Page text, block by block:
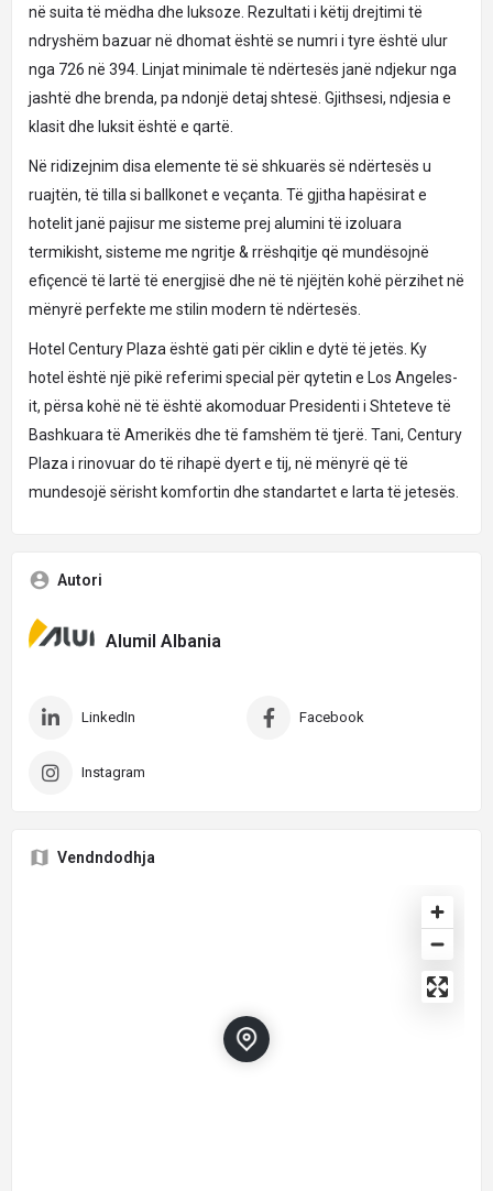
në suita të mëdha dhe luksoze. Rezultati i këtij drejtimi të
ndryshëm bazuar në dhomat është se numri i tyre është ulur
nga 726 në 394. Linjat minimale të ndërtesës janë ndjekur nga
jashtë dhe brenda, pa ndonjë detaj shtesë. Gjithsesi, ndjesia e
klasit dhe luksit është e qartë.
Në ridizejnim disa elemente të së shkuarës së ndërtesës u
ruajtën, të tilla si ballkonet e veçanta. Të gjitha hapësirat e
hotelit janë pajisur me sisteme prej alumini të izoluara
termikisht, sisteme me ngritje & rrëshqitje që mundësojnë
efiçencë të lartë të energjisë dhe në të njëjtën kohë përzihet në
mënyrë perfekte me stilin modern të ndërtesës.
Hotel Century Plaza është gati për ciklin e dytë të jetës. Ky
hotel është një pikë referimi special për qytetin e Los Angeles-
it, përsa kohë në të është akomoduar Presidenti i Shteteve të
Bashkuara të Amerikës dhe të famshëm të tjerë. Tani, Century
Plaza i rinovuar do të rihapë dyert e tij, në mënyrë që të
mundesojë sërisht komfortin dhe standartet e larta të jetesës.
Autori
Alumil Albania
LinkedIn Facebook
Instagram
Vendndodhja